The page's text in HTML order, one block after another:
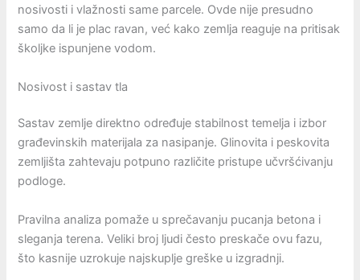
nosivosti i vlažnosti same parcele. Ovde nije presudno
samo da li je plac ravan, već kako zemlja reaguje na pritisak
školjke ispunjene vodom.
Nosivost i sastav tla
Sastav zemlje direktno određuje stabilnost temelja i izbor
građevinskih materijala za nasipanje. Glinovita i peskovita
zemljišta zahtevaju potpuno različite pristupe učvršćivanju
podloge.
Pravilna analiza pomaže u sprečavanju pucanja betona i
sleganja terena. Veliki broj ljudi često preskače ovu fazu,
što kasnije uzrokuje najskuplje greške u izgradnji.